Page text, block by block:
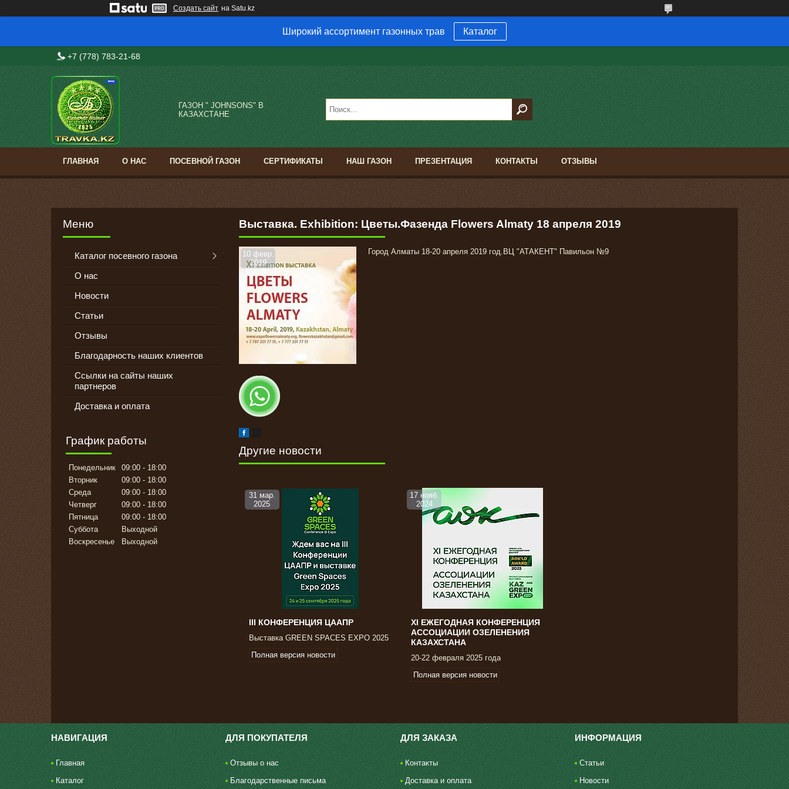
Создать сайт на Satu.kz
Широкий ассортимент газонных трав Каталог
+7 (778) 783-21-68
ГАЗОН " JOHNSONS" В
КАЗАХСТАНЕ
ГЛАВНАЯ О НАС ПОСЕВНОЙ ГАЗОН СЕРТИФИКАТЫ НАШ ГАЗОН ПРЕЗЕНТАЦИЯ КОНТАКТЫ ОТЗЫВЫ
Выставка. Exhibition: Цветы.Фазенда Flowers Almaty 18 апреля 2019
10 февр.
2019
Город Алматы 18-20 апреля 2019 год.ВЦ "АТАКЕНТ" Павильон №9
Другие новости
31 мар.
2025
III КОНФЕРЕНЦИЯ ЦААПР
Выставка GREEN SPACES EXPO 2025
Полная версия новости
17 нояб.
2024
ХI ЕЖЕГОДНАЯ КОНФЕРЕНЦИЯ
АССОЦИАЦИИ ОЗЕЛЕНЕНИЯ
КАЗАХСТАНА
20-22 февраля 2025 года
Полная версия новости
Каталог посевного газона
О нас
Новости
Статьи
Отзывы
Благодарность наших клиентов
Ссылки на сайты наших
партнеров
Доставка и оплата
График работы
Понедельник 09:00
18:00
Вторник
09:00
18:00
Среда
09:00
18:00
Четверг
09:00
18:00
Пятница
09:00
18:00
Суббота
Выходной
Воскресенье
Выходной
НАВИГАЦИЯ
Главная
Каталог
ДЛЯ ПОКУПАТЕЛЯ
Отзывы о нас
Благодарственные письма
ДЛЯ ЗАКАЗА
Контакты
Доставка и оплата
ИНФОРМАЦИЯ
Статьи
Новости